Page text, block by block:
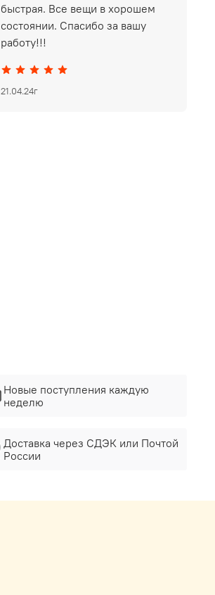
быстрая. Все вещи в хорошем
состоянии. Спасибо за вашу
работу!!!
21.04.24г
Новые поступления каждую
неделю
Доставка через СДЭК или Почтой
России